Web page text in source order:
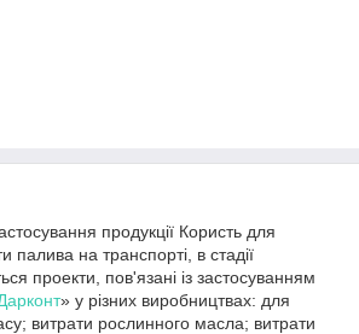
продукції Користь для
палива на транспорті, в стадії
проекти, пов'язані із застосуванням
» у різних виробництвах: для
витрати рослинного масла; витрати